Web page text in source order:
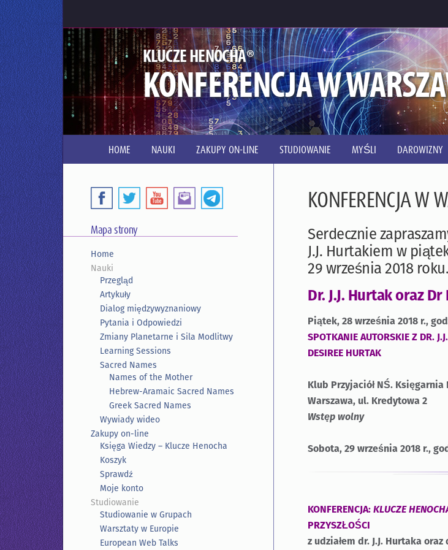
KLUCZE HENOCHA®
KONFERENCJA W
HOME NAUKI ZAKUPY ON-LINE STUDIOWANIE MYŚLI DAROWIZNY
KONFERENCJA W
Serdecznie
J.J. Hurtakiem w
29 września 2018 roku.
Dr. J.J. Hurtak oraz
Piątek, 28 września 2018 r.,
SPOTKANIE AUTORSKIE Z DR.
DESIREE HURTAK
Klub Przyjaciół NŚ.
Warszawa, ul. Kredytowa 2
Wstęp wolny
Sobota, 29 września 2018 r.,
KONFERENCJA:KLUCZE
PRZYSZŁOŚCI
z udziałem dr. J.J. Hurtaka
Mapa strony
Home
Nauki
Przegląd
Artykuły
Dialog międzywyznaniowy
Pytania i Odpowiedzi
Zmiany Planetarne i Sila Modlitwy
Learning Sessions
Sacred Names
Names of the Mother
Hebrew-Aramaic Sacred Names
Greek Sacred Names
Wywiady wideo
Zakupy on-line
Księga Wiedzy – Klucze Henocha
Koszyk
Sprawdź
Moje konto
Studiowanie
Studiowanie w Grupach
Warsztaty w Europie
European Web Talks